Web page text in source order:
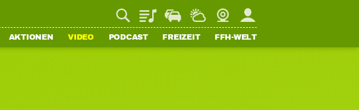
PlaylistStaupilotWetterWebcamMein FFH
AKTIONEN VIDEO PODCAST FREIZEIT FFH-WELT